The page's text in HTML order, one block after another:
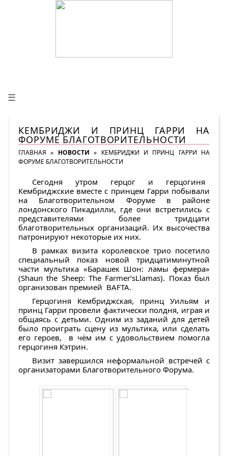
☰
КЕМБРИДЖИ И ПРИНЦ ГАРРИ НА
ФОРУМЕ БЛАГОТВОРИТЕЛЬНОСТИ
ГЛАВНАЯ » НОВОСТИ » КЕМБРИДЖИ И ПРИНЦ ГАРРИ НА
ФОРУМЕ БЛАГОТВОРИТЕЛЬНОСТИ
Сегодня утром герцог и герцогиня
Кембриджские вместе с принцем Гарри побывали
на Благотворительном Форуме в районе
лондонского Пикадилли, где они встретились с
представителями более тридцати
благотворительных организаций. Их высочества
патронируют некоторые их них.
В рамках визита королевское трио посетило
специальный показ новой тридцатиминутной
части мультика «Барашек Шон: ламы фермера»
(Shaun the Sheep:The Farmer’sLlamas). Показ был
организован премией BAFTA.
Герцогиня Кембриджская, принц Уильям и
принц Гарри провели фактически полдня, играя и
общаясь с детьми. Одним из заданий для детей
было проиграть сцену из мультика, или сделать
его героев, в чём им с удовольствием помогла
герцогиня Кэтрин.
Визит завершился неформальной встречей с
организаторами Благотворительного Форума.